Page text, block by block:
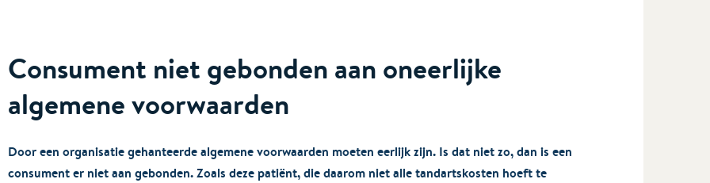
Consument niet gebonden aan oneerlijke
algemene voorwaarden
Door een organisatie gehanteerde algemene voorwaarden moeten eerlijk zijn. Is dat niet zo, dan is een
consument er niet aan gebonden. Zoals deze patiënt, die daarom niet alle tandartskosten hoeft te